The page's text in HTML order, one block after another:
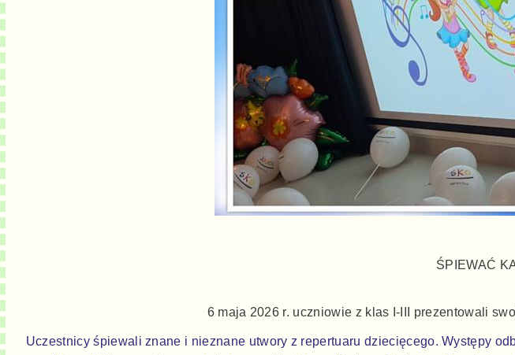
ŚPIEWAĆ
6 maja 2026 r. uczniowie z klas I-III prezentowali
Uczestnicy śpiewali znane i nieznane utwory z repertuaru dziecięcego. Występy